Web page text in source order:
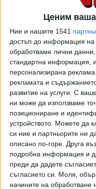
Ценим
Ние и нашите 1541
достъп до информация на
обработваме лични
стандартна информация,
персонализирана
рекламата и
развитие на услуги. С
ни може да използваме
позициониране и
устройството. Можете да
си ние и партньорите ни
описано по-горе. Друга
подробна информация и
преди да дадете
съгласието си.
Моля,
начините на
си за
04 Авг. 2026
Сестрите
средата
04 Авг.
ПЪРВА
03 Авг.